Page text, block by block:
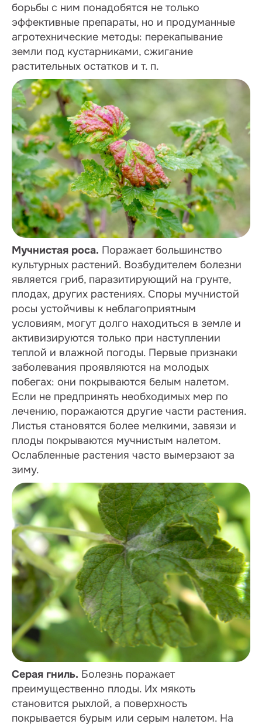
борьбы с ним понадобятся не только
эффективные препараты, но и продуманные
агротехнические методы: перекапывание
земли под кустарниками, сжигание
растительных остатков и т. п.
Мучнистая роса. Поражает большинство
культурных растений. Возбудителем болезни
является гриб, паразитирующий на грунте,
плодах, других растениях. Споры мучнистой
росы устойчивы к неблагоприятным
условиям, могут долго находиться в земле и
активизируются только при наступлении
теплой и влажной погоды. Первые признаки
заболевания проявляются на молодых
побегах: они покрываются белым налетом.
Если не предпринять необходимых мер по
лечению, поражаются другие части растения.
Листья становятся более мелкими, завязи и
плоды покрываются мучнистым налетом.
Ослабленные растения часто вымерзают за
зиму.
Серая гниль. Болезнь поражает
преимущественно плоды. Их мякоть
становится рыхлой, а поверхность
покрывается бурым или серым налетом. На